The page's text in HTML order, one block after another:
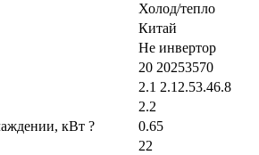
Холод/тепло
Китай
Не инвертор
20 20253570
2.1 2.12.53.46.8
2.2
кВт ?
0.65
22